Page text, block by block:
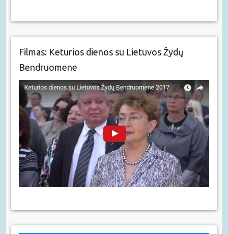
Filmas: Keturios dienos su Lietuvos Žydų
Bendruomene